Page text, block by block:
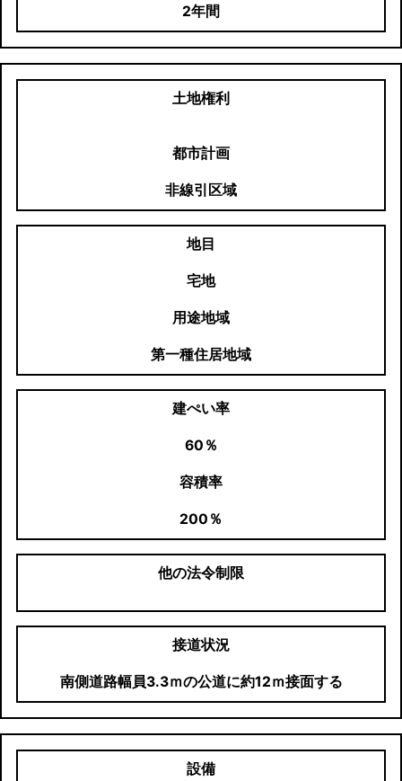
2年間
土地権利
都市計画
非線引区域
地目
宅地
用途地域
第一種住居地域
建ぺい率
60％
容積率
200％
他の法令制限
接道状況
南側道路幅員3.3ｍの公道に約12ｍ接面する
設備